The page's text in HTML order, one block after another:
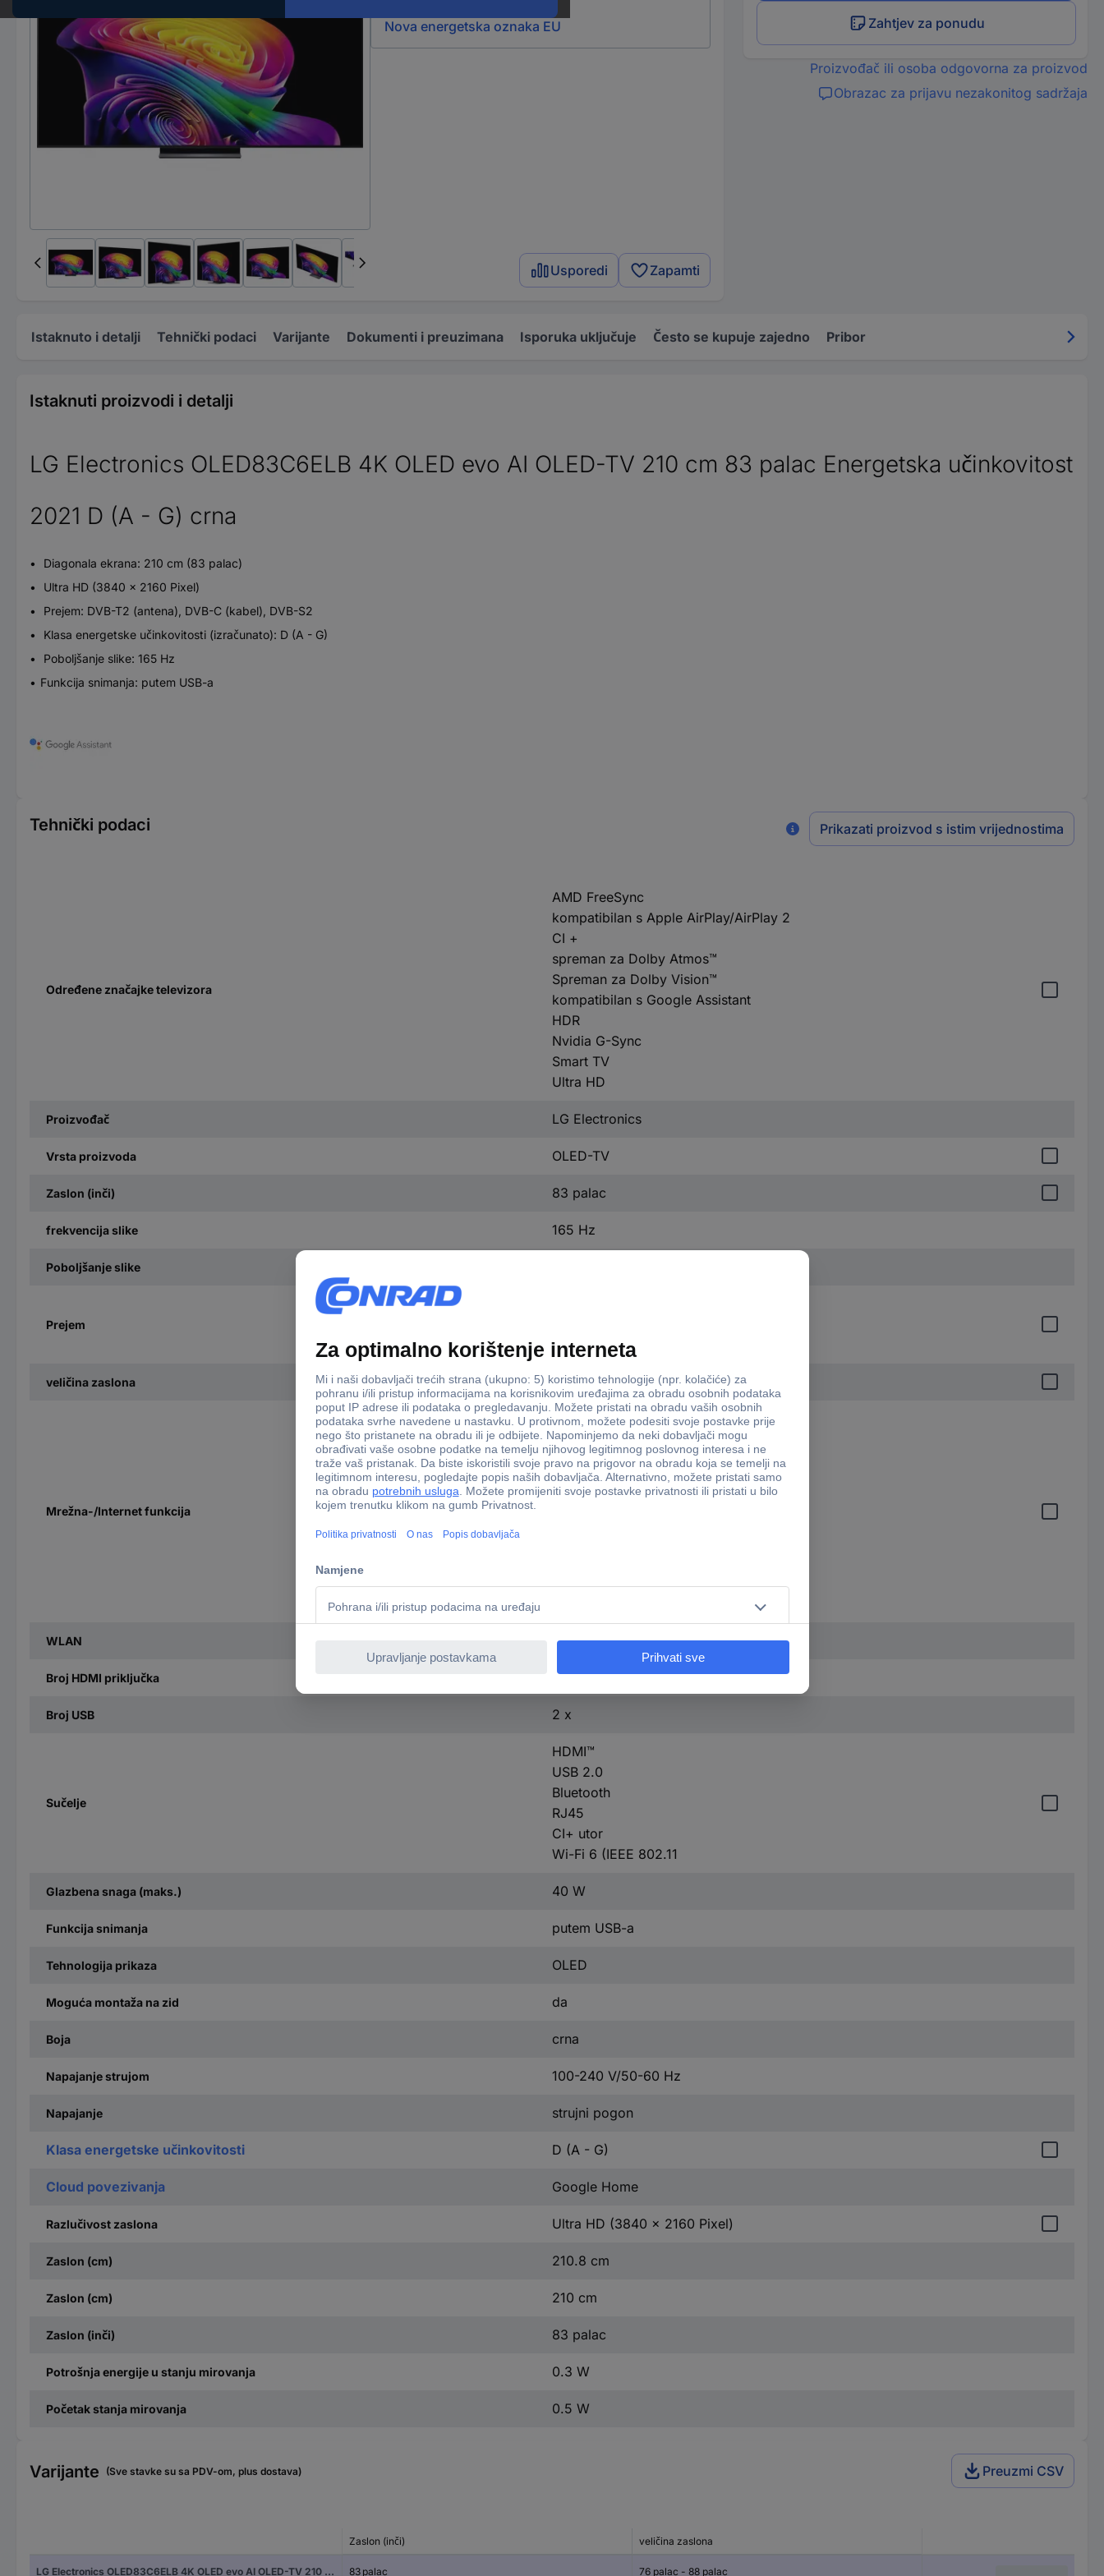
Nova energetska oznaka EU
Usporedi Zapamti
Zahtjev za ponudu
Proizvođač ili osoba odgovorna za proizvod
Obrazac za prijavu nezakonitog sadržaja
Istaknuto i detalji Tehnički podaci Varijante Dokumenti i preuzimana Isporuka uključuje Često se kupuje zajedno Pribor
Istaknuti proizvodi i detalji
LG Electronics OLED83C6ELB 4K OLED evo AI OLED-TV 210 cm 83 palac Energetska učinkovitost
2021 D (A - G) crna
Diagonala ekrana: 210 cm (83 palac)
Ultra HD (3840 x 2160 Pixel)
Prejem: DVB-T2 (antena), DVB-C (kabel), DVB-S2
Klasa energetske učinkovitosti (izračunato): D (A - G)
Poboljšanje slike: 165 Hz
Funkcija snimanja: putem USB-a
Tehnički podaci Prikazati proizvod s istim vrijednostima
Određene značajke televizora
AMD FreeSync
kompatibilan s Apple AirPlay/AirPlay 2
CI +
spreman za Dolby Atmos™
Spreman za Dolby Vision™
kompatibilan s Google Assistant
HDR
Nvidia G-Sync
Smart TV
Ultra HD
Proizvođač LG Electronics
Vrsta proizvoda OLED-TV
Zaslon (inči) 83 palac
frekvencija slike 165 Hz
Poboljšanje slike
Prejem
DVB-S2
veličina zaslona 76 palac - 88 palac
Mrežna-/Internet funkcija
AI-Features
Apple AirPlay
Apple AirPlay 2
Apple Home
Apps
Smart TV
WLAN integriran
Broj HDMI priključka 4
Broj USB 2 x
Sučelje
HDMI™
USB 2.0
Bluetooth
RJ45
CI+ utor
Wi-Fi 6 (IEEE 802.11
Glazbena snaga (maks.) 40 W
Funkcija snimanja putem USB-a
Tehnologija prikaza OLED
Moguća montaža na zid da
Boja crna
Napajanje strujom 100-240 V/50-60 Hz
Napajanje strujni pogon
Klasa energetske učinkovitosti D (A - G)
Cloud povezivanja Google Home
Razlučivost zaslona Ultra HD (3840 x 2160 Pixel)
Zaslon (cm) 210.8 cm
Zaslon (cm) 210 cm
Zaslon (inči) 83 palac
Potrošnja energije u stanju mirovanja 0.3 W
Početak stanja mirovanja 0.5 W
Varijante (Sve stavke su sa PDV-om, plus dostava) Preuzmi CSV
Zaslon (inči) veličina zaslona
LG Electronics OLED83C6ELB 4K OLED evo AI OLED-TV 210 cm 83 palac Energetska učinkovitost 2021 D (A - G) crna 83 palac 76 palac - 88 palac